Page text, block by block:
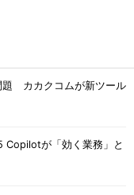
題 カカクコムが新ツール
が「効く業務」と